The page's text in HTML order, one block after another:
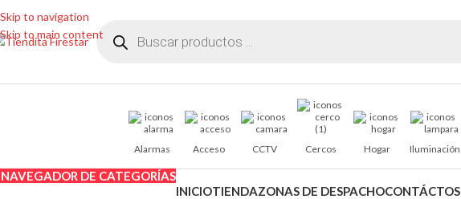
Skip to navigation
Skip to main content
Alarmas Acceso CCTV Cercos Hogar Iluminación
NAVEGADOR DE CATEGORÍAS
INICIOTIENDAZONAS DE DESPACHOCONTÁCTOS